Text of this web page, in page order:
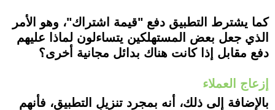
كما يشترط التطبيق دفع "قيمة اشتراك"، وهو الأمر
الذي جعل بعض المستهلكين يتساءلون لماذا عليهم
دفع مقابل إذا كانت هناك بدائل مجانية أخرى؟
إزعاج العملاء
بالإضافة إلى ذلك، أنه بمجرد تنزيل التطبيق، فأنهم